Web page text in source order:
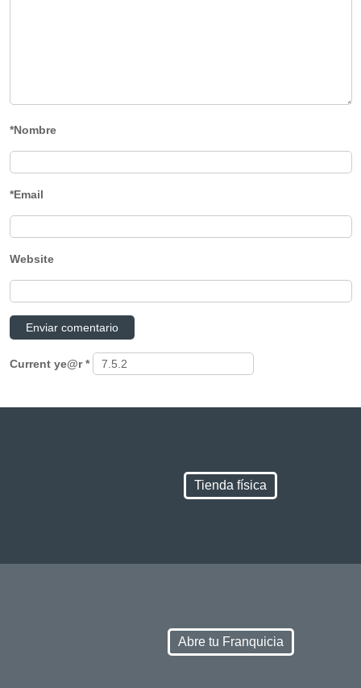
*Nombre
*Email
Website
Current ye@r*
Tienda física
Abre tu Franquicia